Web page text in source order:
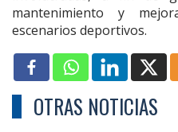
mantenimiento y
escenarios deportivos.
OTRAS NOTICIAS